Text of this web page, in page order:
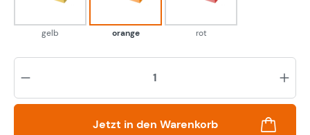
gelb orange rot
Jetzt in den Warenkorb